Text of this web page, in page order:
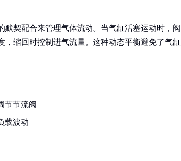
契配合来管理气体流动。当气缸活塞运动时，阀
，缩回时控制进气流量。这种动态平衡避免了气缸
节节流阀
载波动